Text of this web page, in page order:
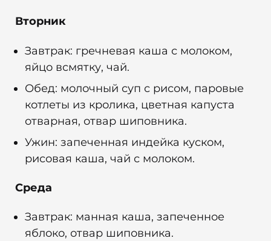
Вторник
Завтрак: гречневая каша с молоком,
яйцо всмятку, чай.
Обед: молочный суп с рисом, паровые
котлеты из кролика, цветная капуста
отварная, отвар шиповника.
Ужин: запеченная индейка куском,
рисовая каша, чай с молоком.
Среда
Завтрак: манная каша, запеченное
яблоко, отвар шиповника.